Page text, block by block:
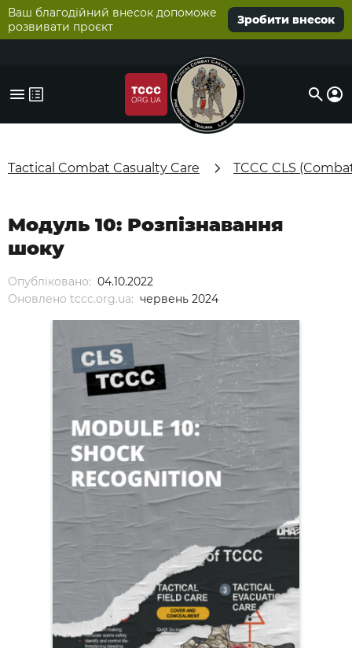
Ваш благодійний внесок допоможе
розвивати проєкт
Зробити внесок
Tactical Combat Casualty Care TCCC CLS
Опубліковано: 04.10.2022
Оновлено tccc.org.ua: червень 2024
Модуль 10: Розпізнавання
шоку